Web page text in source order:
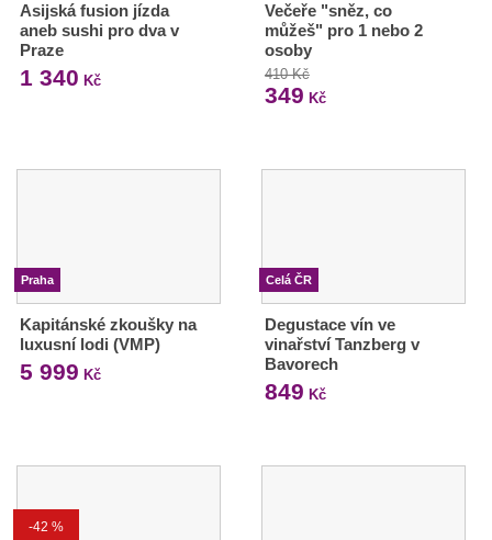
Asijská fusion jízda
aneb sushi pro dva v
Praze
1 340 Kč
Večeře "sněz, co
můžeš" pro 1 nebo 2
osoby
410 Kč
349 Kč
Praha
Kapitánské zkoušky na
luxusní lodi (VMP)
5 999 Kč
Celá ČR
Degustace vín ve
vinařství Tanzberg v
Bavorech
849 Kč
-42 %